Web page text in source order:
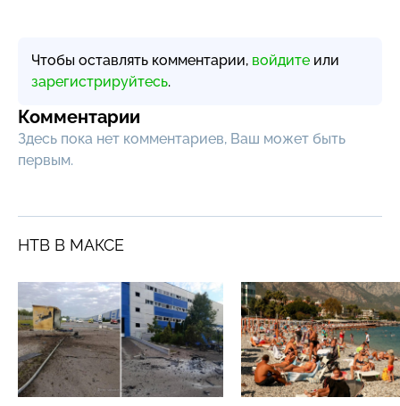
Чтобы оставлять комментарии, войдите или
зарегистрируйтесь.
Комментарии
Здесь пока нет комментариев, Ваш может быть
первым.
НТВ В МАКСЕ